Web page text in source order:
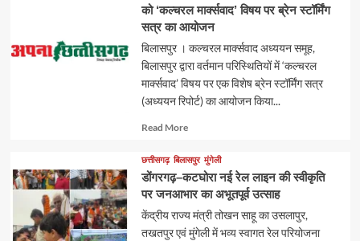
को ‘कल्चरल मार्क्सवाद’ विषय पर ब्रेन स्टॉर्मिंग
सत्र का आयोजन
बिलासपुर । कल्चरल मार्क्सवाद अध्ययन समूह,
बिलासपुर द्वारा वर्तमान परिस्थितियों में ‘कल्चरल
मार्क्सवाद’ विषय पर एक विशेष ब्रेन स्टॉर्मिंग सत्र
(अध्ययन रिपोर्ट) का आयोजन किया...
Read MoreRead
about
छत्तीसगढ़ बिलासपुर मुंगेली
डोंगरगढ़–कटघोरा नई रेल लाइन की स्वीकृति
पर जनआभार का अभूतपूर्व उत्साह
केंद्रीय राज्य मंत्री तोखन साहू का उसलापुर,
तखतपुर एवं मुंगेली में भव्य स्वागत रेल परियोजना